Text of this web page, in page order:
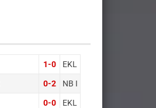
1-0 EKL
0-2 NB I
0-0 EKL